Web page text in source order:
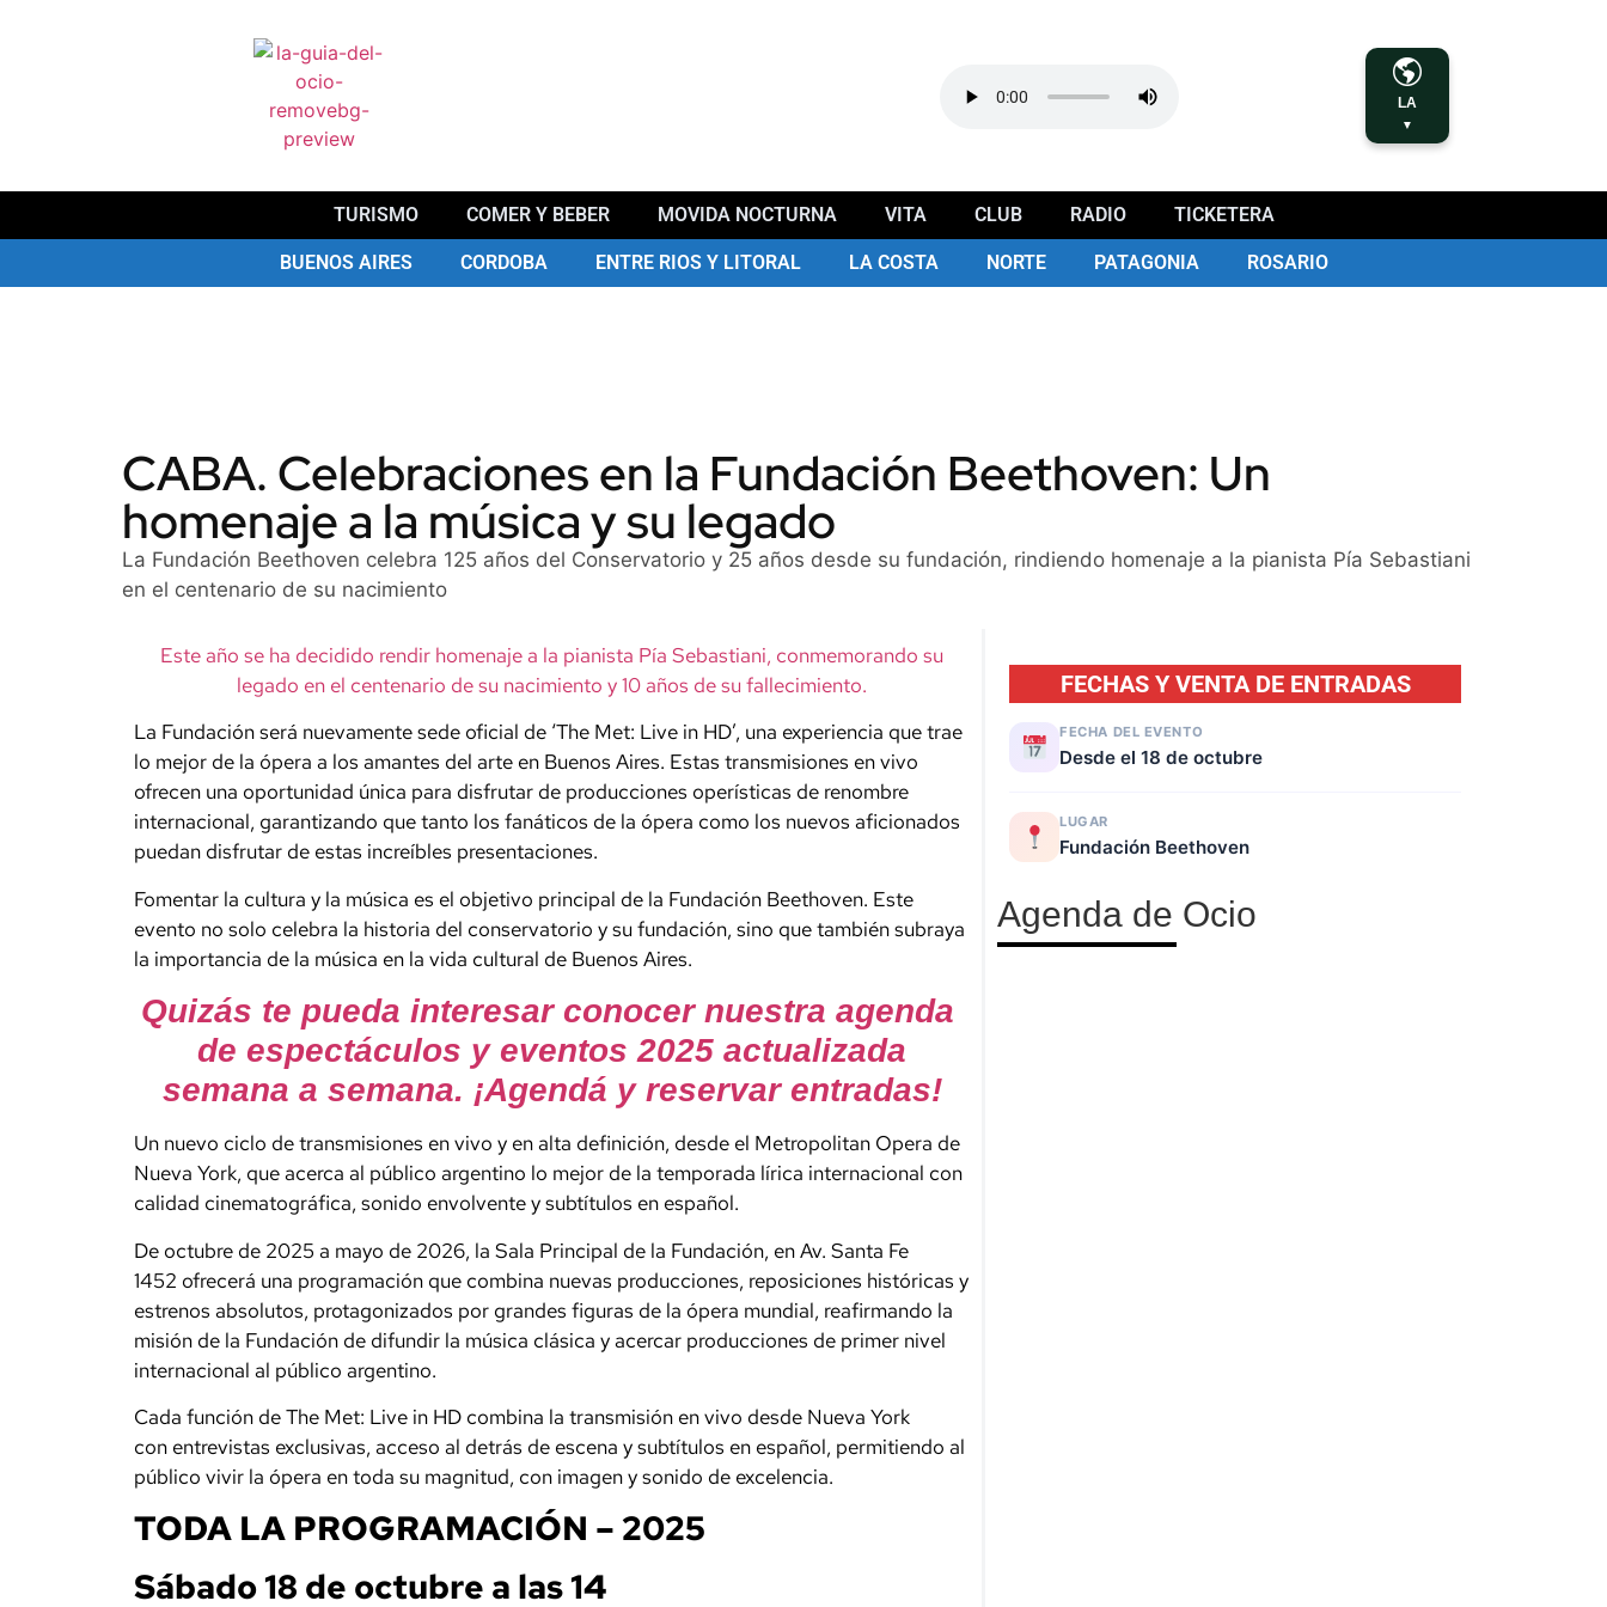
LA
▼
TURISMO COMER Y BEBER MOVIDA NOCTURNA VITA CLUB RADIO TICKETERA
BUENOS AIRES CORDOBA ENTRE RIOS Y LITORAL LA COSTA NORTE PATAGONIA ROSARIO
CABA. Celebraciones en la Fundación Beethoven: Un
homenaje a la música y su legado
La Fundación Beethoven celebra 125 años del Conservatorio y 25 años desde su fundación, rindiendo homenaje a la pianista Pía Sebastiani
en el centenario de su nacimiento
Este año se ha decidido rendir homenaje a la pianista Pía Sebastiani, conmemorando su
legado en el centenario de su nacimiento y 10 años de su fallecimiento.
La Fundación será nuevamente sede oficial de ‘The Met: Live in HD’, una experiencia que trae
lo mejor de la ópera a los amantes del arte en Buenos Aires. Estas transmisiones en vivo
ofrecen una oportunidad única para disfrutar de producciones operísticas de renombre
internacional, garantizando que tanto los fanáticos de la ópera como los nuevos aficionados
puedan disfrutar de estas increíbles presentaciones.
Fomentar la cultura y la música es el objetivo principal de la Fundación Beethoven. Este
evento no solo celebra la historia del conservatorio y su fundación, sino que también subraya
la importancia de la música en la vida cultural de Buenos Aires.
Quizás te pueda interesar conocer nuestra agenda
de espectáculos y eventos 2025 actualizada
semana a semana. ¡Agendá y reservar entradas!
Un nuevo ciclo de transmisiones en vivo y en alta definición, desde el Metropolitan Opera de
Nueva York, que acerca al público argentino lo mejor de la temporada lírica internacional con
calidad cinematográfica, sonido envolvente y subtítulos en español.
De octubre de 2025 a mayo de 2026, la Sala Principal de la Fundación, en Av. Santa Fe
1452 ofrecerá una programación que combina nuevas producciones, reposiciones históricas y
estrenos absolutos, protagonizados por grandes figuras de la ópera mundial, reafirmando la
misión de la Fundación de difundir la música clásica y acercar producciones de primer nivel
internacional al público argentino.
Cada función de The Met: Live in HD combina la transmisión en vivo desde Nueva York
con entrevistas exclusivas, acceso al detrás de escena y subtítulos en español, permitiendo al
público vivir la ópera en toda su magnitud, con imagen y sonido de excelencia.
TODA LA PROGRAMACIÓN – 2025
Sábado 18 de octubre a las 14
FECHAS Y VENTA DE ENTRADAS
FECHA DEL EVENTO
Desde el 18 de octubre
LUGAR
Fundación Beethoven
Agenda de Ocio